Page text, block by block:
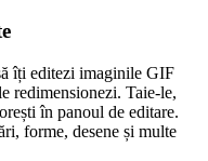
îți editezi imaginile GIF
redimensionezi. Taie-le,
în panoul de editare.
forme, desene și multe